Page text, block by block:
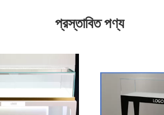
প্রস্তাবিত পণ্য